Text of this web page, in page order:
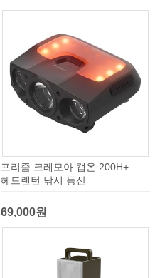
프리즘 크레모아 캡온 200H+
헤드랜턴 낚시 등산
69,000원